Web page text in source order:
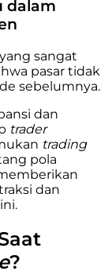
dalam
sangat
pasar tidak
sebelumnya.
dan
trader
trading
pola
dan
?